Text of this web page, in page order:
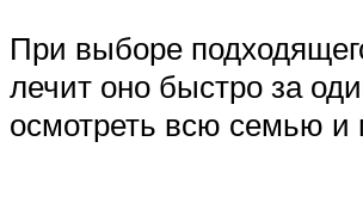
При выборе
лечит оно быстро за
осмотреть всю семью и